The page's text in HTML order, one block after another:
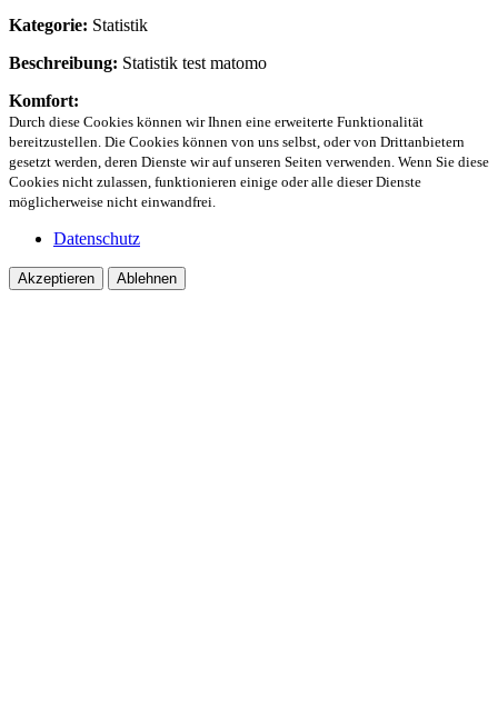
Kategorie: Statistik
Beschreibung: Statistik test matomo
Komfort:
Durch diese Cookies können wir Ihnen eine erweiterte Funktionalität
bereitzustellen. Die Cookies können von uns selbst, oder von Drittanbietern
gesetzt werden, deren Dienste wir auf unseren Seiten verwenden. Wenn Sie diese
Cookies nicht zulassen, funktionieren einige oder alle dieser Dienste
möglicherweise nicht einwandfrei.
Datenschutz
Akzeptieren Ablehnen